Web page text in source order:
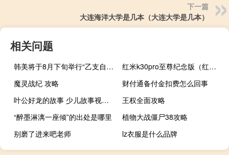
下一篇
大连海洋大学是几本（大连大学是几本）
相关问题
韩美将于8月下旬举行“乙支自由护盾”联合军演
红米k30pro至尊纪念版（红米k30pro至尊纪念版参数）
魔灵战纪 攻略
财付通备付金扣费怎么回事
叶公好龙的故事 少儿故事视频（叶公好龙的故事）
王权全面攻略
“醉墨淋漓一座倾”的出处是哪里
植物大战僵尸38攻略
别磨了进来吧老师
lz衣服是什么品牌